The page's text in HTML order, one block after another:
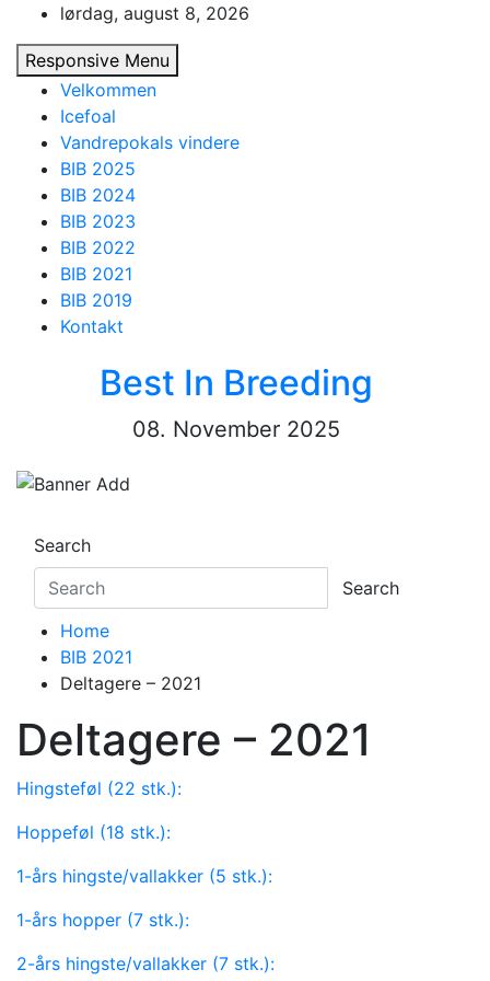
content
lørdag, august 8, 2026
Responsive Menu
Velkommen
Icefoal
Vandrepokals vindere
BIB 2025
BIB 2024
BIB 2023
BIB 2022
BIB 2021
BIB 2019
Kontakt
Best In Breeding
08. November 2025
Search
Search
Home
BIB 2021
Deltagere – 2021
Deltagere – 2021
Hingsteføl (22 stk.):
Hoppeføl (18 stk.):
1-års hingste/vallakker (5 stk.):
1-års hopper (7 stk.):
2-års hingste/vallakker (7 stk.):